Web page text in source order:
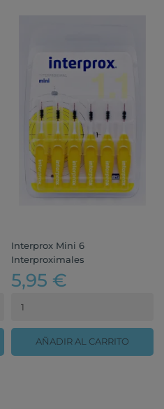
Interprox Mini 6
Interproximales
5,95 €
AÑADIR AL CARRITO